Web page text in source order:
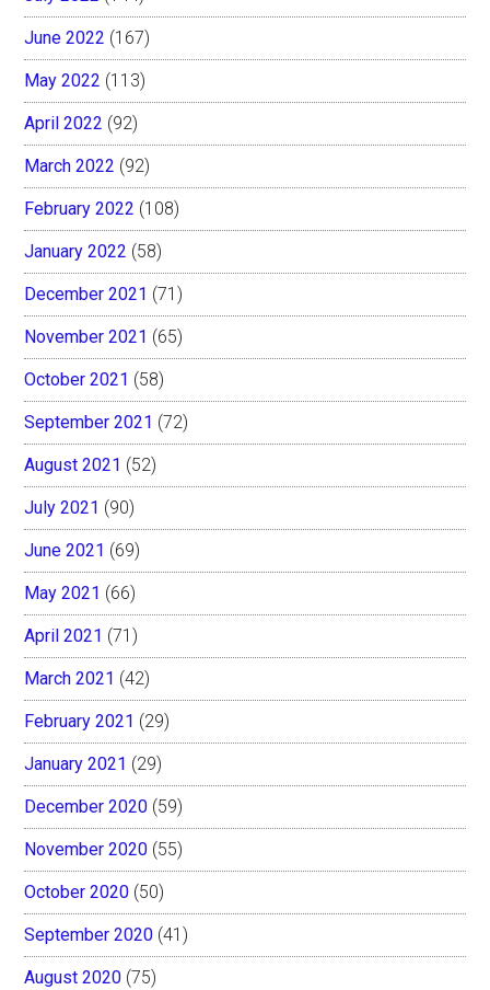
June 2022 (167)
May 2022 (113)
April 2022 (92)
March 2022 (92)
February 2022 (108)
January 2022 (58)
December 2021 (71)
November 2021 (65)
October 2021 (58)
September 2021 (72)
August 2021 (52)
July 2021 (90)
June 2021 (69)
May 2021 (66)
April 2021 (71)
March 2021 (42)
February 2021 (29)
January 2021 (29)
December 2020 (59)
November 2020 (55)
October 2020 (50)
September 2020 (41)
August 2020 (75)